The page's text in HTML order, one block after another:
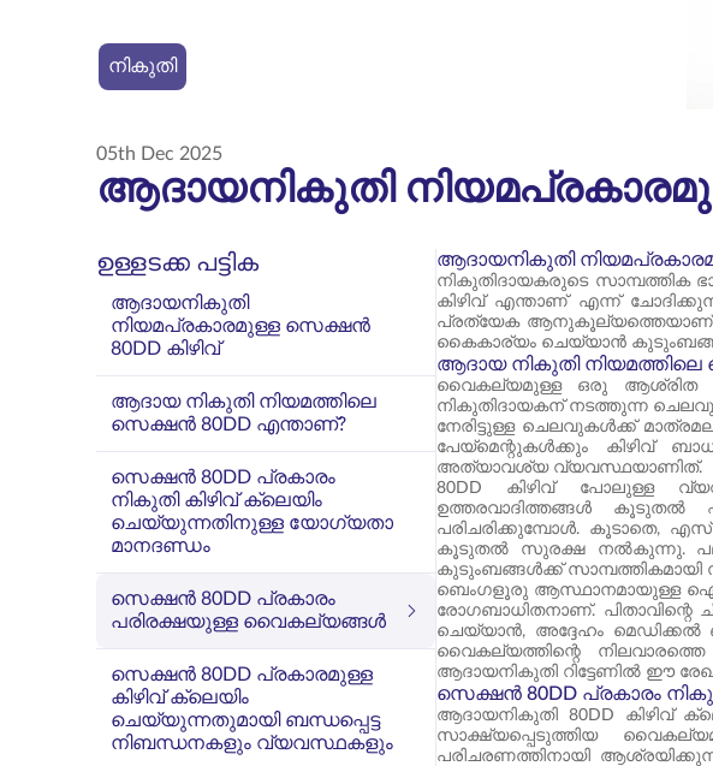
നികുതി
05th Dec 2025
ആദായനികുതി
ഉള്ളടക്ക പട്ടിക
ആദായനികുതി
നിയമപ്രകാരമുള്ള സെക്ഷൻ
80DD കിഴിവ്
ആദായ നികുതി നിയമത്തിലെ
സെക്ഷൻ 80DD എന്താണ്?
സെക്ഷൻ 80DD പ്രകാരം
നികുതി കിഴിവ് ക്ലെയിം
ചെയ്യുന്നതിനുള്ള യോഗ്യതാ
മാനദണ്ഡം
സെക്ഷൻ 80DD പ്രകാരം
പരിരക്ഷയുള്ള വൈകല്യങ്ങൾ
സെക്ഷൻ 80DD പ്രകാരമുള്ള
കിഴിവ് ക്ലെയിം
ചെയ്യുന്നതുമായി ബന്ധപ്പെട്ട
നിബന്ധനകളും വ്യവസ്ഥകളും
ആദായനികുതി
നികുതിദായകരുടെ സാമ്പത്തിക
കിഴിവ് എന്താണ് എന്ന്
പ്രത്യേക ആനുകൂല്യത്തെയാണ് ഇത്
കൈകാര്യം ചെയ്യാൻ
ആദായ നികുതി നിയമത്തിലെ
വൈകല്യമുള്ള ഒരു ആശ്രിത
നികുതിദായകന് നടത്തുന്ന
നേരിട്ടുള്ള ചെലവുകൾക്ക്
പേയ്‌മെന്റുകൾക്കും കിഴിവ്
അത്യാവശ്യ വ്യവസ്ഥയാണിത്.
80DD കിഴിവ് പോലുള്ള
ഉത്തരവാദിത്തങ്ങൾ കൂടുതൽ
പരിചരിക്കുമ്പോൾ.
കൂടുതൽ സുരക്ഷ നൽകുന്നു. പല
കുടുംബങ്ങൾക്ക് സാമ്പത്തികമായി
ബെംഗളൂരു ആസ്ഥാനമായുള്ള ഐടി
രോഗബാധിതനാണ്. പിതാവിന്റെ
ചെയ്യാൻ, അദ്ദേഹം മെഡിക്കൽ
വൈകല്യത്തിന്റെ നിലവാരത്തെ
ആദായനികുതി റിട്ടേണിൽ ഈ
സെക്ഷൻ 80DD പ്രകാരം
ആദായനികുതി 80DD കിഴിവ്
സാക്ഷ്യപ്പെടുത്തിയ
പരിചരണത്തിനായി